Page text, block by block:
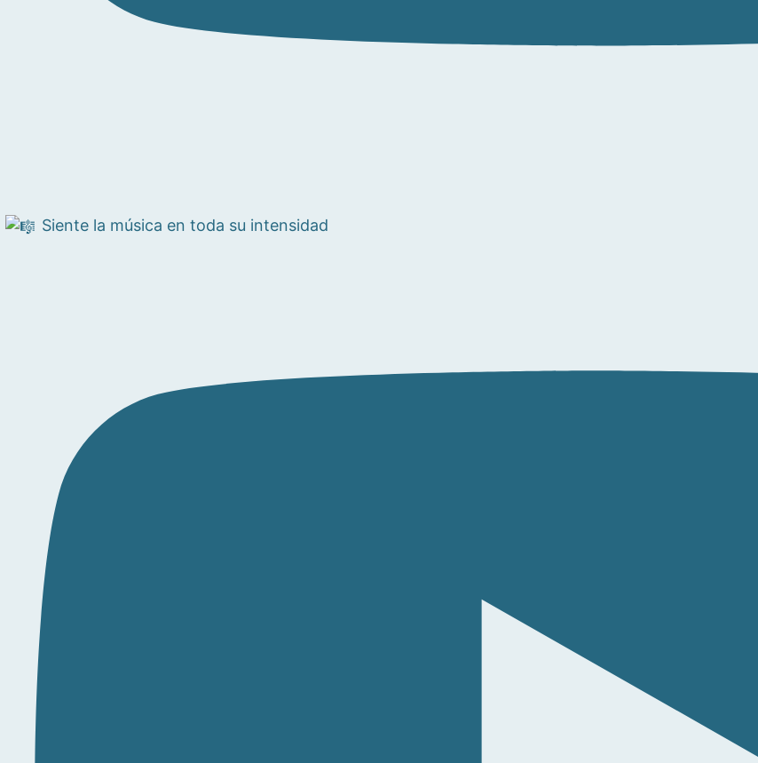
Siente la música en toda su intensidad